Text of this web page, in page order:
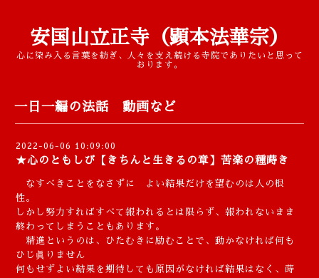
安国山立正寺（顕本法華宗）
心に染み入る言葉を紡ぎ、人々を支え続ける寺院でありたいと思って
おります。
一日一編の法話 動画など
2022-06-06 10:09:00
★心のともしび【きちんと生きるの章】苦楽の種蒔き
なすべきことをなさずに よい結果だけを望むのは人の根
性。
しかし努力すればすべて報われるとは限らず、報われないまま
終わってしまうこともあります。
精進というのは、ひたむきに励むことで、動かなければ何も
ひじ眞りません
何もせずよい結果を期待しても原因がなければ結果はなく、蒔